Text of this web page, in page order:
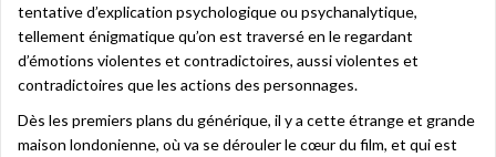
tentative d’explication psychologique ou psychanalytique,
tellement énigmatique qu’on est traversé en le regardant
d’émotions violentes et contradictoires, aussi violentes et
contradictoires que les actions des personnages.
Dès les premiers plans du générique, il y a cette étrange et grande
maison londonienne, où va se dérouler le cœur du film, et qui est